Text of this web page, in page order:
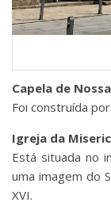
Capela de
Foi construída
Igreja da
Está situada no
uma imagem do
XVI.